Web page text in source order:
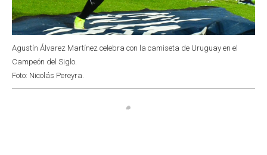
Agustín Álvarez Martínez celebra con la camiseta de Uruguay en el
Campeón del Siglo.
Foto: Nicolás Pereyra.